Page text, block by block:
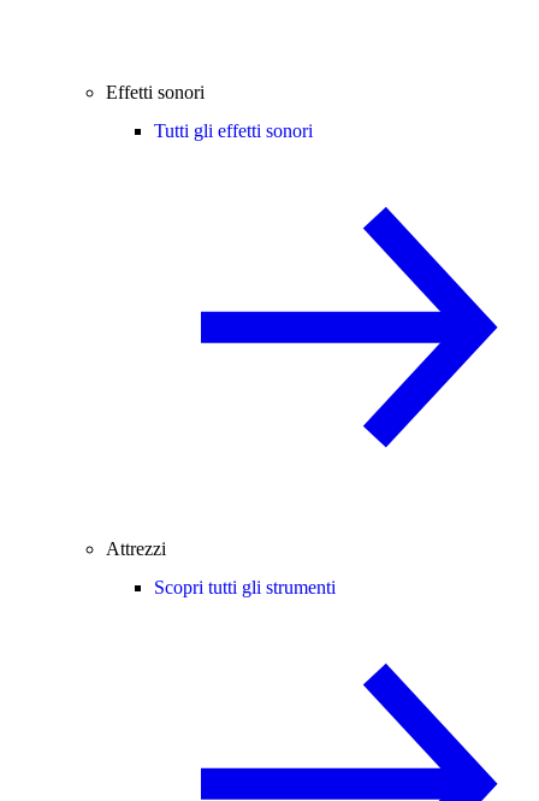
Effetti sonori
Tutti gli effetti sonori
Attrezzi
Scopri tutti gli strumenti